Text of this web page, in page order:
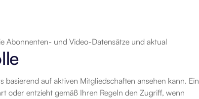
Abonnenten- und Video-Datensätze und aktual
auf aktiven Mitgliedschaften ansehen kann. Ein
oder entzieht gemäß Ihren Regeln den Zugriff, wenn